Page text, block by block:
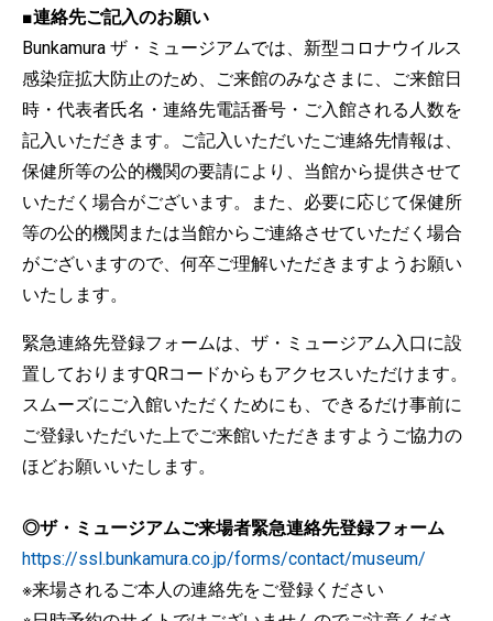
■連絡先ご記入のお願い
Bunkamura ザ・ミュージアムでは、新型コロナウイルス
感染症拡大防止のため、ご来館のみなさまに、ご来館日
時・代表者氏名・連絡先電話番号・ご入館される人数を
記入いただきます。ご記入いただいたご連絡先情報は、
保健所等の公的機関の要請により、当館から提供させて
いただく場合がございます。また、必要に応じて保健所
等の公的機関または当館からご連絡させていただく場合
がございますので、何卒ご理解いただきますようお願い
いたします。
緊急連絡先登録フォームは、ザ・ミュージアム入口に設
置しておりますQRコードからもアクセスいただけます。
スムーズにご入館いただくためにも、できるだけ事前に
ご登録いただいた上でご来館いただきますようご協力の
ほどお願いいたします。
◎ザ・ミュージアムご来場者緊急連絡先登録フォーム
https://ssl.bunkamura.co.jp/forms/contact/museum/
※来場されるご本人の連絡先をご登録ください